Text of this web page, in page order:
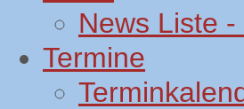
News Liste
Termine